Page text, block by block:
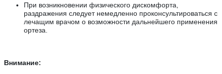
При возникновении физического дискомфорта,
раздражения следует немедленно проконсультироваться с
лечащим врачом о возможности дальнейшего применения
ортеза.
Внимание: